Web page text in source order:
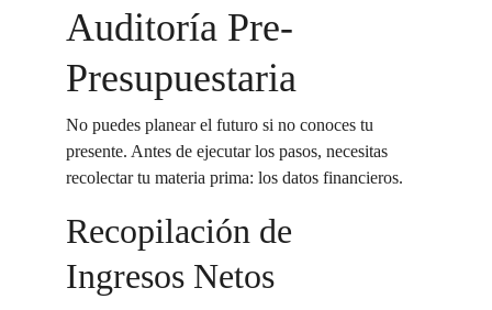
Auditoría Pre-
Presupuestaria
No puedes planear el futuro si no conoces tu
presente. Antes de ejecutar los pasos, necesitas
recolectar tu materia prima: los datos financieros.
Recopilación de
Ingresos Netos